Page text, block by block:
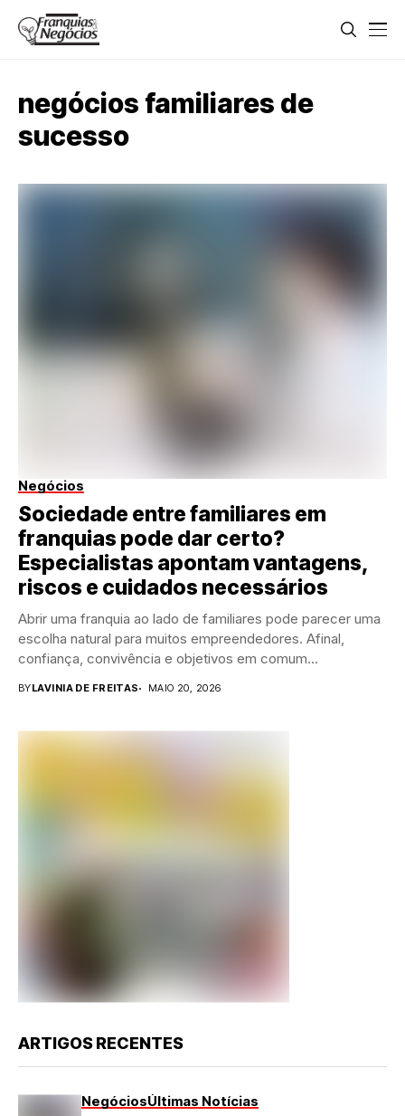
negócios familiares de
sucesso
Negócios
Sociedade entre familiares em
franquias pode dar certo?
Especialistas apontam vantagens,
riscos e cuidados necessários
Abrir uma franquia ao lado de familiares pode parecer uma
escolha natural para muitos empreendedores. Afinal,
confiança, convivência e objetivos em comum
BYLAVINIA DE FREITAS MAIO 20, 2026
ARTIGOS RECENTES
NegóciosÚltimas Notícias